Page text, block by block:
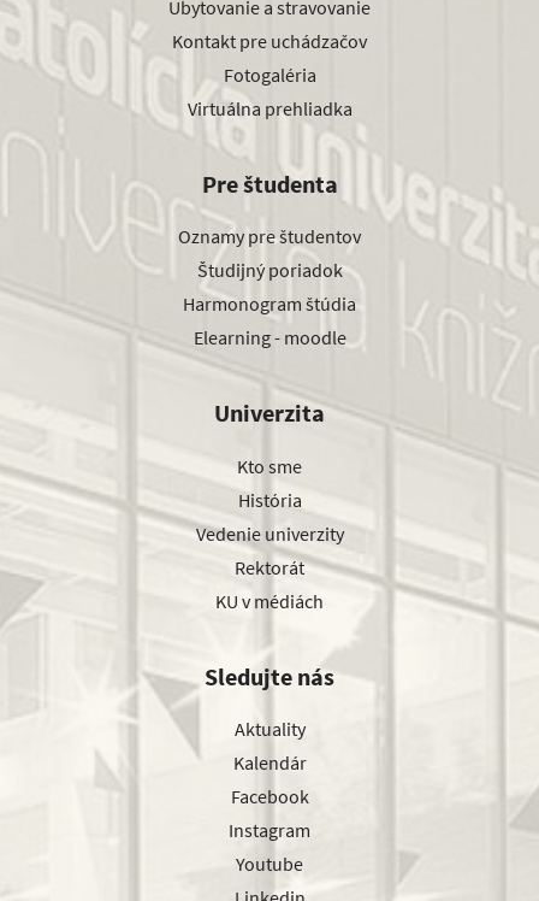
Ubytovanie a stravovanie
Kontakt pre uchádzačov
Fotogaléria
Virtuálna prehliadka
Pre študenta
Oznamy pre študentov
Študijný poriadok
Harmonogram štúdia
Elearning - moodle
Univerzita
Kto sme
História
Vedenie univerzity
Rektorát
KU v médiách
Sledujte nás
Aktuality
Kalendár
Facebook
Instagram
Youtube